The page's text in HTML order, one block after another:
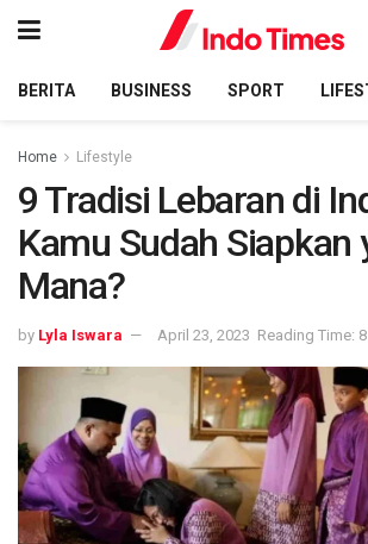
BERITA BUSINESS SPORT
Home Lifestyle
9 Tradisi Lebaran di
Kamu Sudah Siapkan
Mana?
by Lyla Iswara April 23, 2023 Reading Time: